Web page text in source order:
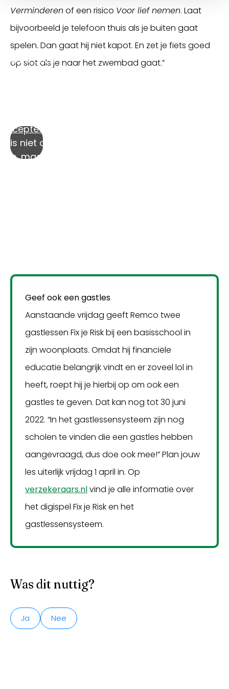
Verminderen of een risico Voor lief nemen. Laat
bijvoorbeeld je telefoon thuis als je buiten gaat
spelen. Dan gaat hij niet kapot. En zet je fiets goed
op slot als je naar het zwembad gaat.”
kunt deze
accepteert
is niet onze
maar het
Geef ook een gastles
Aanstaande vrijdag geeft Remco twee
gastlessen Fix je Risk bij een basisschool in
zijn woonplaats. Omdat hij financiële
educatie belangrijk vindt en er zoveel lol in
heeft, roept hij je hierbij op om ook een
gastles te geven. Dat kan nog tot 30 juni
2022. “In het gastlessensysteem zijn nog
scholen te vinden die een gastles hebben
aangevraagd, dus doe ook mee!” Plan jouw
les uiterlijk vrijdag 1 april in. Op
verzekeraars.nlvind je alle informatie over
het digispel Fix je Risk en het
gastlessensysteem.
Was dit nuttig?
Ja Nee